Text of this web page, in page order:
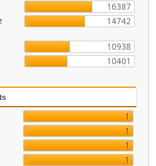
16387
14742
10938
10401
1
1
1
1